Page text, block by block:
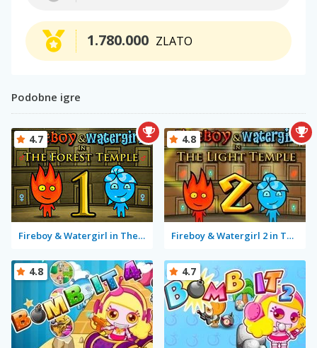
ZLATO
1.780.000
Podobne igre
Fireboy & Watergirl in The Forest Temple
4.7
Fireboy & Watergirl 2 in The Light Temple
4.8
4.8 4.7